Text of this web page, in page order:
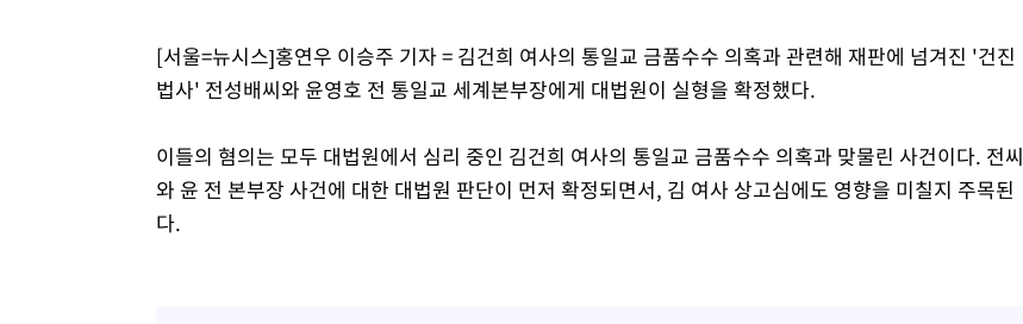
[서울=뉴시스]홍연우 이승주 기자 = 김건희 여사의 통일교 금품수수 의혹과 관련해 재판에 넘겨진 '건진
법사' 전성배씨와 윤영호 전 통일교 세계본부장에게 대법원이 실형을 확정했다.
이들의 혐의는 모두 대법원에서 심리 중인 김건희 여사의 통일교 금품수수 의혹과 맞물린 사건이다. 전씨
와 윤 전 본부장 사건에 대한 대법원 판단이 먼저 확정되면서, 김 여사 상고심에도 영향을 미칠지 주목된
다.